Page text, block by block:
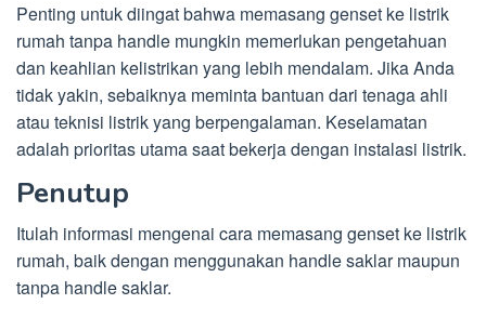
Penting untuk diingat bahwa memasang genset ke listrik
rumah tanpa handle mungkin memerlukan pengetahuan
dan keahlian kelistrikan yang lebih mendalam. Jika Anda
tidak yakin, sebaiknya meminta bantuan dari tenaga ahli
atau teknisi listrik yang berpengalaman. Keselamatan
adalah prioritas utama saat bekerja dengan instalasi listrik.
Penutup
Itulah informasi mengenai cara memasang genset ke listrik
rumah, baik dengan menggunakan handle saklar maupun
tanpa handle saklar.